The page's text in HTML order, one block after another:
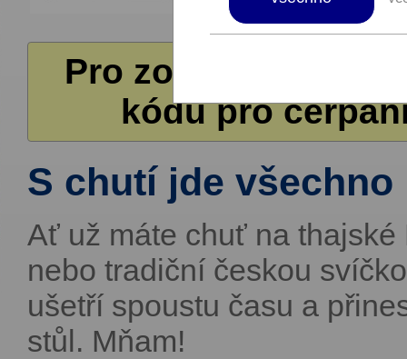
Pro zobrazení
kódů pro
S chutí jde všechno
Ať už máte chuť na
nebo tradiční českou
ušetří spoustu času a
stůl. Mňam!